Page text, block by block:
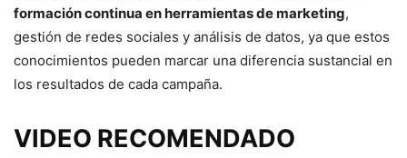
formación continua en herramientas de marketing,
gestión de redes sociales y análisis de datos, ya que estos
conocimientos pueden marcar una diferencia sustancial en
los resultados de cada campaña.
VIDEO RECOMENDADO